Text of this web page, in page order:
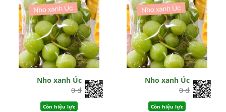
Nho xanh Úc
0 đ
Còn hiệu lực
Nho xanh Úc
0 đ
Còn hiệu lực